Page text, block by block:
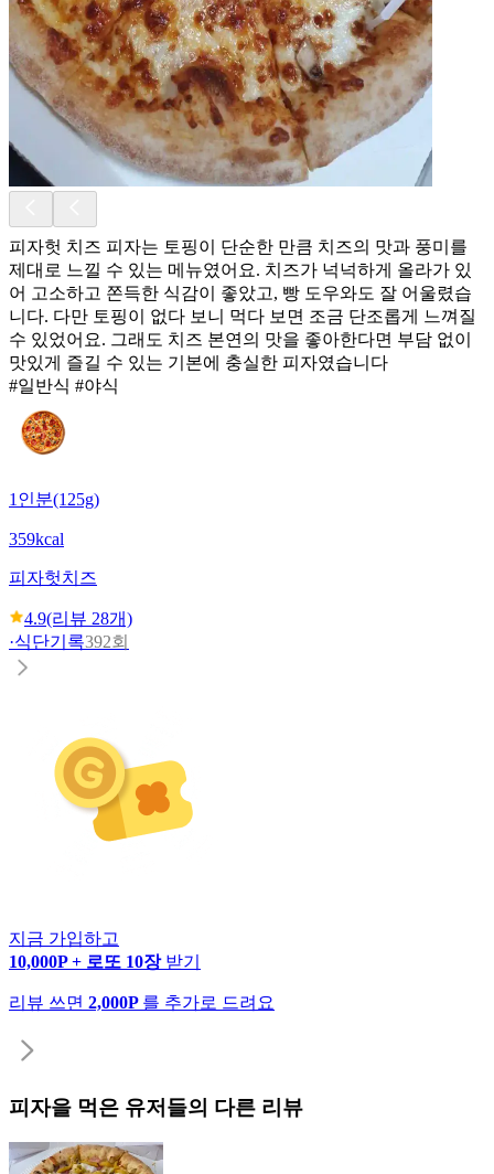
피자헛 치즈 피자는 토핑이 단순한 만큼 치즈의 맛과 풍미를
제대로 느낄 수 있는 메뉴였어요. 치즈가 넉넉하게 올라가 있
어 고소하고 쫀득한 식감이 좋았고, 빵 도우와도 잘 어울렸습
니다. 다만 토핑이 없다 보니 먹다 보면 조금 단조롭게 느껴질
수 있었어요. 그래도 치즈 본연의 맛을 좋아한다면 부담 없이
맛있게 즐길 수 있는 기본에 충실한 피자였습니다
#일반식 #야식
1인분(125g)
359kcal
피자헛치즈
4.9(리뷰 28개)
·식단기록392회
지금 가입하고
10,000P + 로또 10장 받기
리뷰 쓰면 2,000P 를 추가로 드려요
피자을 먹은 유저들의 다른 리뷰